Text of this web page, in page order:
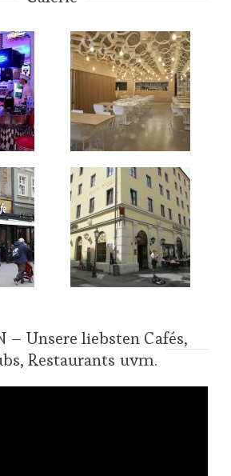
– Unsere liebsten Cafés,
Restaurants uvm.